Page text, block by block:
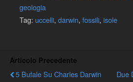
geologia
Tag: uccelli, darwin, fossili, isole
Articolo Precedente
5 Bufale Su Charles Darwin
Due